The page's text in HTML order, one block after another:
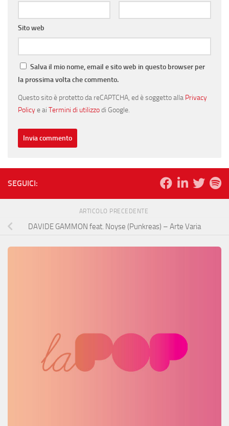
Sito web
Salva il mio nome, email e sito web in questo browser per
la prossima volta che commento.
Questo sito è protetto da reCAPTCHA, ed è soggetto alla Privacy
Policye ai Termini di utilizzodi Google.
SEGUICI:
ARTICOLO PRECEDENTE
DAVIDE GAMMON feat. Noyse (Punkreas) – Arte Varia